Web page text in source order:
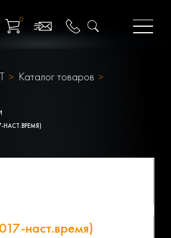
0
Каталог товаров
НАСТ.ВРЕМЯ)